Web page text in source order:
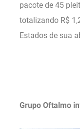
pacote de 45
totalizando R$
Estados de sua
Grupo Oftalmo